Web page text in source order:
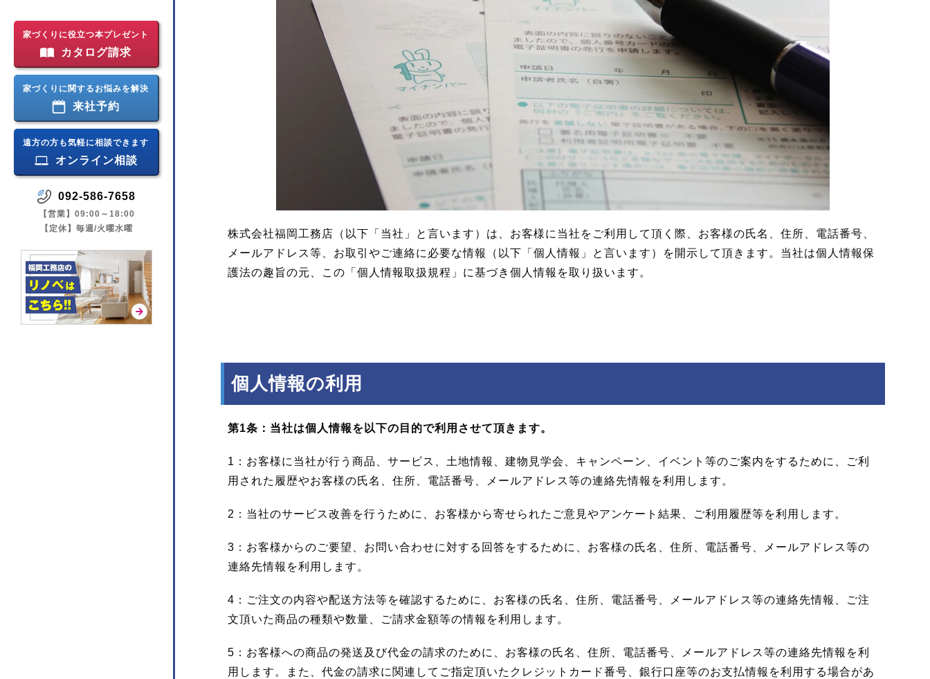
家づくりに役立つ本プレゼント
カタログ請求
家づくりに関するお悩みを解決
来社予約
遠方の方も気軽に相談できます
オンライン相談
092-586-7658
【営業】09:00～18:00
【定休】毎週/火曜水曜
株式会社福岡工務店（以下「当社」と言います）は、お客様に当社をご利用して頂く際、お客様の氏名、住所、電話番号、
メールアドレス等、お取引やご連絡に必要な情報（以下「個人情報」と言います）を開示して頂きます。当社は個人情報保
護法の趣旨の元、この「個人情報取扱規程」に基づき個人情報を取り扱います。
個人情報の利用
第1条：当社は個人情報を以下の目的で利用させて頂きます。
1：お客様に当社が行う商品、サービス、土地情報、建物見学会、キャンペーン、イベント等のご案内をするために、ご利
用された履歴やお客様の氏名、住所、電話番号、メールアドレス等の連絡先情報を利用します。
2：当社のサービス改善を行うために、お客様から寄せられたご意見やアンケート結果、ご利用履歴等を利用します。
3：お客様からのご要望、お問い合わせに対する回答をするために、お客様の氏名、住所、電話番号、メールアドレス等の
連絡先情報を利用します。
4：ご注文の内容や配送方法等を確認するために、お客様の氏名、住所、電話番号、メールアドレス等の連絡先情報、ご注
文頂いた商品の種類や数量、ご請求金額等の情報を利用します。
5：お客様への商品の発送及び代金の請求のために、お客様の氏名、住所、電話番号、メールアドレス等の連絡先情報を利
用します。また、代金の請求に関連してご指定頂いたクレジットカード番号、銀行口座等のお支払情報を利用する場合があ